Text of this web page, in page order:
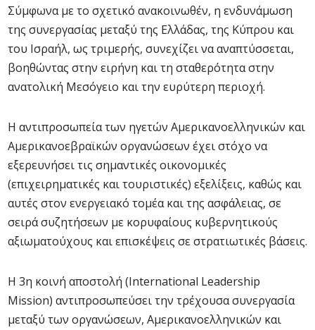
Σύμφωνα με το σχετικό ανακοινωθέν, η ενδυνάμωση
της συνεργασίας μεταξύ της Ελλάδας, της Κύπρου και
του Ισραήλ, ως τριμερής, συνεχίζει να αναπτύσσεται,
βοηθώντας στην ειρήνη και τη σταθερότητα στην
ανατολική Μεσόγειο και την ευρύτερη περιοχή.
Η αντιπροσωπεία των ηγετών Αμερικανοελληνικών και
Αμερικανοεβραϊκών οργανώσεων έχει στόχο να
εξερευνήσει τις σημαντικές οικονομικές
(επιχειρηματικές και τουριστικές) εξελίξεις, καθώς και
αυτές στον ενεργειακό τομέα και της ασφάλειας, σε
σειρά συζητήσεων με κορυφαίους κυβερνητικούς
αξιωματούχους και επισκέψεις σε στρατιωτικές βάσεις.
Η 3η κοινή αποστολή (International Leadership
Mission) αντιπροσωπεύσει την τρέχουσα συνεργασία
μεταξύ των οργανώσεων, Αμερικανοελληνικών και